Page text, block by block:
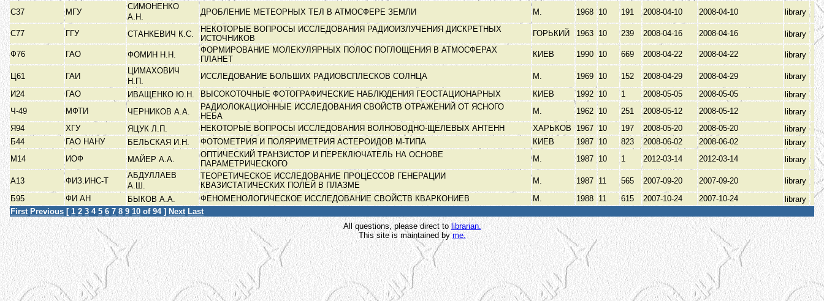
С37 МГУ
СИМОНЕНКО
А.Н.
ДРОБЛЕНИЕ МЕТЕОРНЫХ ТЕЛ В АТМОСФЕРЕ ЗЕМЛИ М. 1968 10 191 2008-04-10 2008-04-10 library
С77 ГГУ СТАНКЕВИЧ К.С.
НЕКОТОРЫЕ ВОПРОСЫ ИССЛЕДОВАНИЯ РАДИОИЗЛУЧЕНИЯ ДИСКРЕТНЫХ
ИСТОЧНИКОВ
ГОРЬКИЙ 1963 10 239 2008-04-16 2008-04-16 library
Ф76 ГАО ФОМИН Н.Н.
ФОРМИРОВАНИЕ МОЛЕКУЛЯРНЫХ ПОЛОС ПОГЛОЩЕНИЯ В АТМОСФЕРАХ
ПЛАНЕТ
КИЕВ 1990 10 669 2008-04-22 2008-04-22 library
Ц61 ГАИ
ЦИМАХОВИЧ
Н.П.
ИССЛЕДОВАНИЕ БОЛЬШИХ РАДИОВСПЛЕСКОВ СОЛНЦА М. 1969 10 152 2008-04-29 2008-04-29
library
И24
ГАО ИВАЩЕНКО Ю.Н. ВЫСОКОТОЧНЫЕ ФОТОГРАФИЧЕСКИЕ НАБЛЮДЕНИЯ ГЕОСТАЦИОНАРНЫХ КИЕВ 1992 10 1 2008-05-05 2008-05-05
library
Ч-49
МФТИ ЧЕРНИКОВ А.А.
РАДИОЛОКАЦИОННЫЕ ИССЛЕДОВАНИЯ СВОЙСТВ ОТРАЖЕНИЙ ОТ ЯСНОГО
НЕБА
М. 1962 10 251 2008-05-12 2008-05-12
library
Я94
ХГУ ЯЦУК Л.П. НЕКОТОРЫЕ ВОПРОСЫ ИССЛЕДОВАНИЯ ВОЛНОВОДНО-ЩЕЛЕВЫХ АНТЕНН ХАРЬКОВ 1967 10 197 2008-05-20 2008-05-20
library
Б44
ГАО НАНУ БЕЛЬСКАЯ И.Н. ФОТОМЕТРИЯ И ПОЛЯРИМЕТРИЯ АСТЕРОИДОВ М-ТИПА КИЕВ 1987 10 823 2008-06-02 2008-06-02
library
М14
ИОФ МАЙЕР А.А.
ОПТИЧЕСКИЙ ТРАНЗИСТОР И ПЕРЕКЛЮЧАТЕЛЬ НА ОСНОВЕ
ПАРАМЕТРИЧЕСКОГО
М. 1987 10 1 2012-03-14 2012-03-14 library
А13 ФИЗ.ИНС-Т
АБДУЛЛАЕВ
А.Ш.
ТЕОРЕТИЧЕСКОЕ ИССЛЕДОВАНИЕ ПРОЦЕССОВ ГЕНЕРАЦИИ
КВАЗИСТАТИЧЕСКИХ ПОЛЕЙ В ПЛАЗМЕ
М. 1987 11 565 2007-09-20 2007-09-20
library
Б95
ФИ АН БЫКОВ А.А. ФЕНОМЕНОЛОГИЧЕСКОЕ ИССЛЕДОВАНИЕ СВОЙСТВ КВАРКОНИЕВ М. 1988 11 615 2007-10-24 2007-10-24
library
First Previous [ 1 2 3 4 5 6 7 8 9 10 of 94 ] Next Last
All questions, please direct to librarian.
This site is maintained byme.